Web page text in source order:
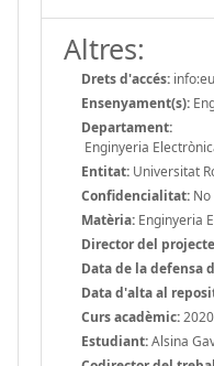
Altres:
Drets d'accés:
Ensenyament(s):
Departament:
Enginyeria
Entitat: Universitat
Confidencialitat: No
Matèria: Enginyeria
Director del
Data de la defensa
Data d'alta al
Curs acadèmic:
Estudiant:Alsina